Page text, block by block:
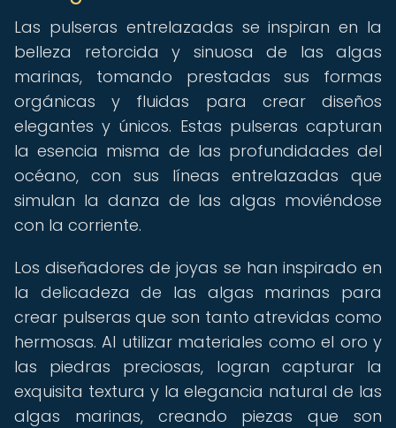
Las pulseras entrelazadas se inspiran en la
belleza retorcida y sinuosa de las algas
marinas, tomando prestadas sus formas
orgánicas y fluidas para crear diseños
elegantes y únicos. Estas pulseras capturan
la esencia misma de las profundidades del
océano, con sus líneas entrelazadas que
simulan la danza de las algas moviéndose
con la corriente.
Los diseñadores de joyas se han inspirado en
la delicadeza de las algas marinas para
crear pulseras que son tanto atrevidas como
hermosas. Al utilizar materiales como el oro y
las piedras preciosas, logran capturar la
exquisita textura y la elegancia natural de las
algas marinas, creando piezas que son